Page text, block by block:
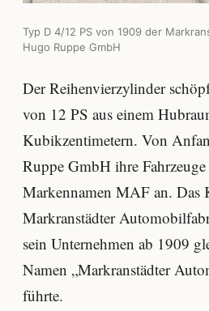
Typ D 4/12 PS von 1909 der
Hugo Ruppe GmbH
Der Reihenvierzylinder
von 12 PS aus einem
Kubikzentimetern. Von
Ruppe GmbH ihre
Markennamen MAF an. Das
Markranstädter
sein Unternehmen ab 1909
Namen „Markranstädter
führte.